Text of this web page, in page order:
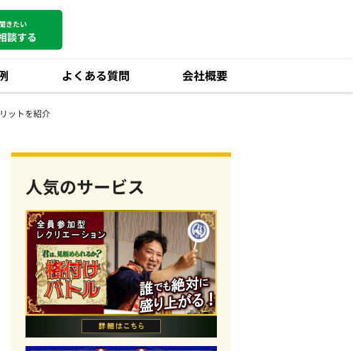
きたい
談する
よくある質問 会社概要
ットを紹介
人気のサービス